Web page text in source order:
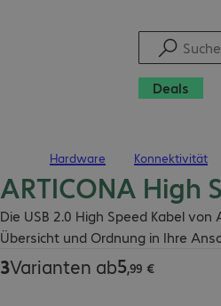
Deals
Hardware Konnektivität
ARTICONA High
Die USB 2.0 High Speed Kabel
Übersicht und Ordnung in Ihre
3Varianten ab5,99 €
5,99 €